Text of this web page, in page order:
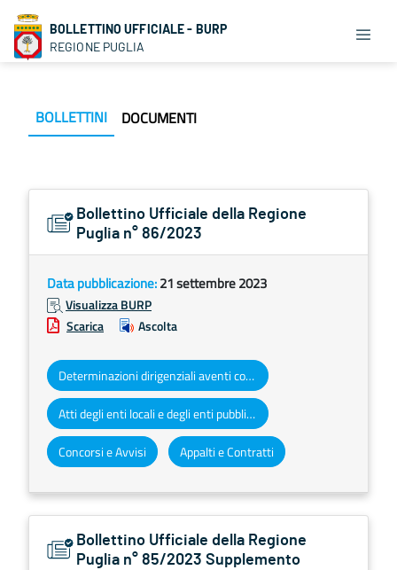
BOLLETTINO UFFICIALE - BURP
REGIONE PUGLIA
BOLLETTINI DOCUMENTI
Bollettino Ufficiale della Regione
Puglia n° 86/2023
Data pubblicazione:21 settembre 2023
Visualizza BURP
Scarica
Ascolta
Determinazioni dirigenziali aventi contenuto di interesse generale
Atti degli enti locali e degli enti pubblici e privati
Concorsi e Avvisi Appalti e Contratti
Bollettino Ufficiale della Regione
Puglia n° 85/2023 Supplemento